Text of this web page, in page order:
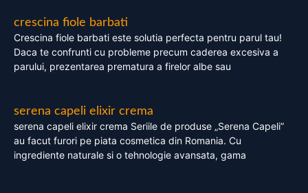
crescina fiole barbati
Crescina fiole barbati este solutia perfecta pentru parul tau!
Daca te confrunti cu probleme precum caderea excesiva a
parului, prezentarea prematura a firelor albe sau
serena capeli elixir crema
serena capeli elixir crema Seriile de produse „Serena Capeli”
au facut furori pe piata cosmetica din Romania. Cu
ingrediente naturale si o tehnologie avansata, gama